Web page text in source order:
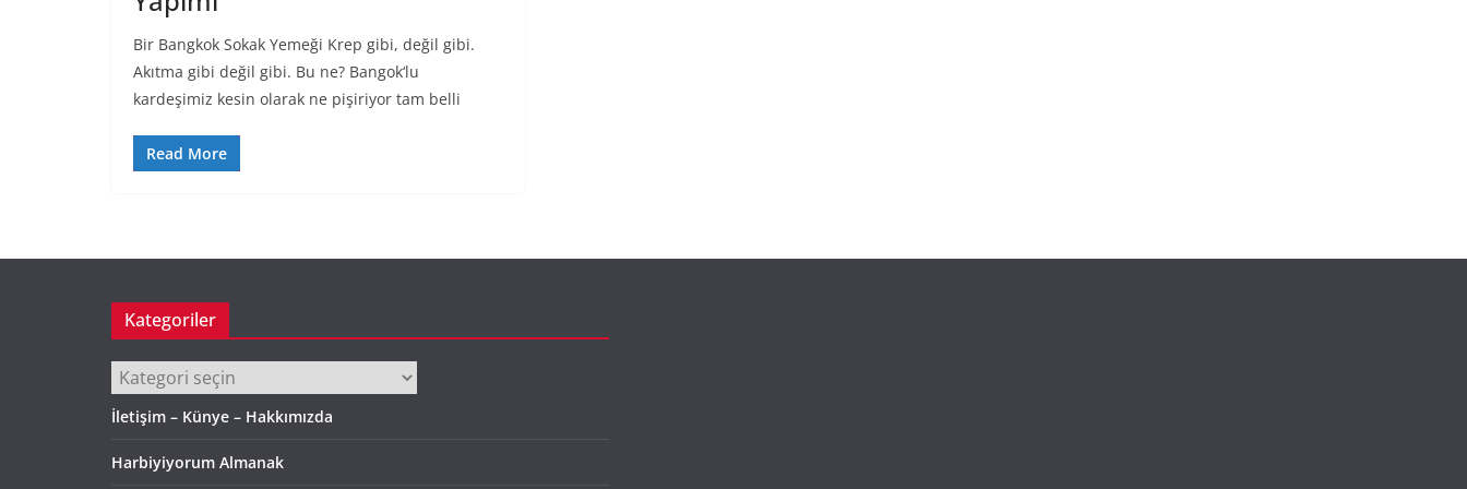
Bir Bangkok Sokak Yemeği Krep gibi, değil gibi.
Akıtma gibi değil gibi. Bu ne? Bangok‘lu
kardeşimiz kesin olarak ne pişiriyor tam belli
Read More
Kategoriler
Kategoriler
İletişim – Künye – Hakkımızda
Harbiyiyorum Almanak